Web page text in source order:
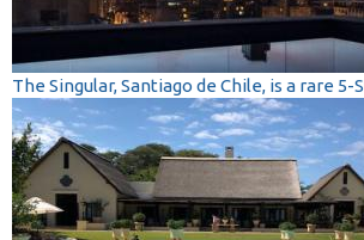
The Singular, Santiago de Chile, is a rare 5-